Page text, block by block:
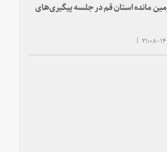
زمین مانده استان قم در جلسه پیگیری‌های